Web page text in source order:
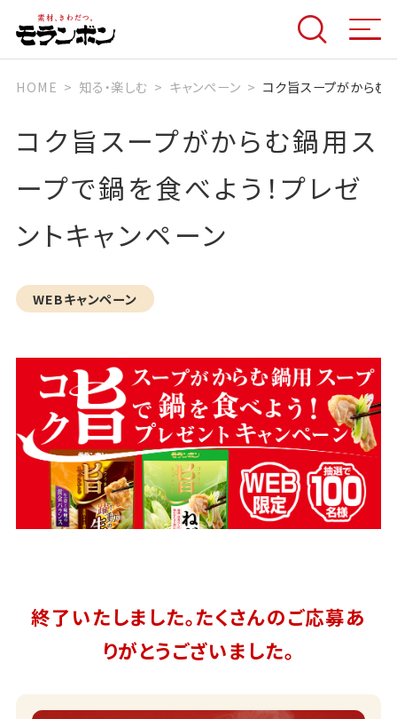
HOME 知る・楽しむ キャンぺーン コク旨スープがからむ
コク旨スープがからむ鍋用ス
ープで鍋を食べよう！プレゼ
ントキャンペーン
WEBキャンペーン
終了いたしました。たくさんのご応募あ
りがとうございました。